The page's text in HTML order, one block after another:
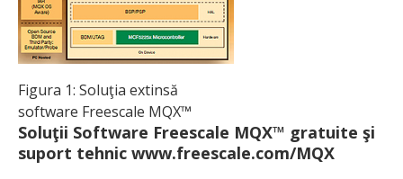
Figura 1: Soluţia extinsă
software Freescale MQX™
Soluţii Software Freescale MQX™ gratuite şi
suport tehnic www.freescale.com/MQX